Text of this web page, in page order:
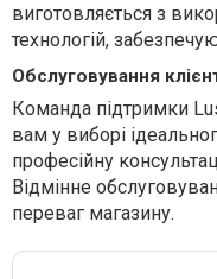
виготовляється з
технологій,
Обслуговування
Команда підтримки
вам у виборі
професійну
Відмінне
переваг магазину.